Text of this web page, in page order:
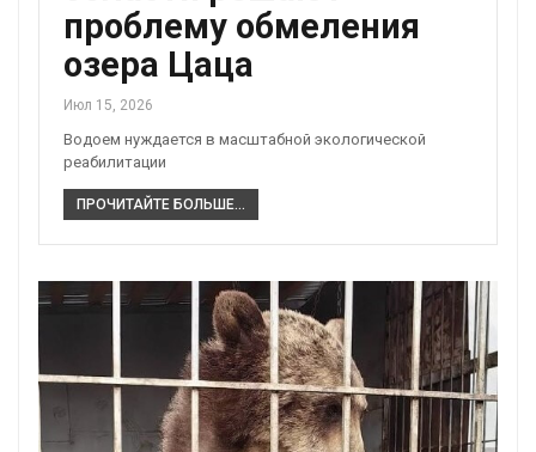
проблему обмеления
озера Цаца
Июл 15, 2026
Водоем нуждается в масштабной экологической
реабилитации
ПРОЧИТАЙТЕ БОЛЬШЕ...